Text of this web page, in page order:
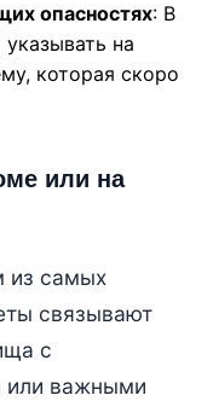
опасностях: В
на
которая скоро
или на
из самых
связывают
с
или важными